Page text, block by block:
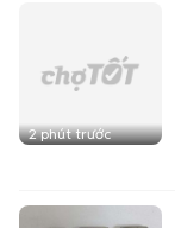
2 phút trước